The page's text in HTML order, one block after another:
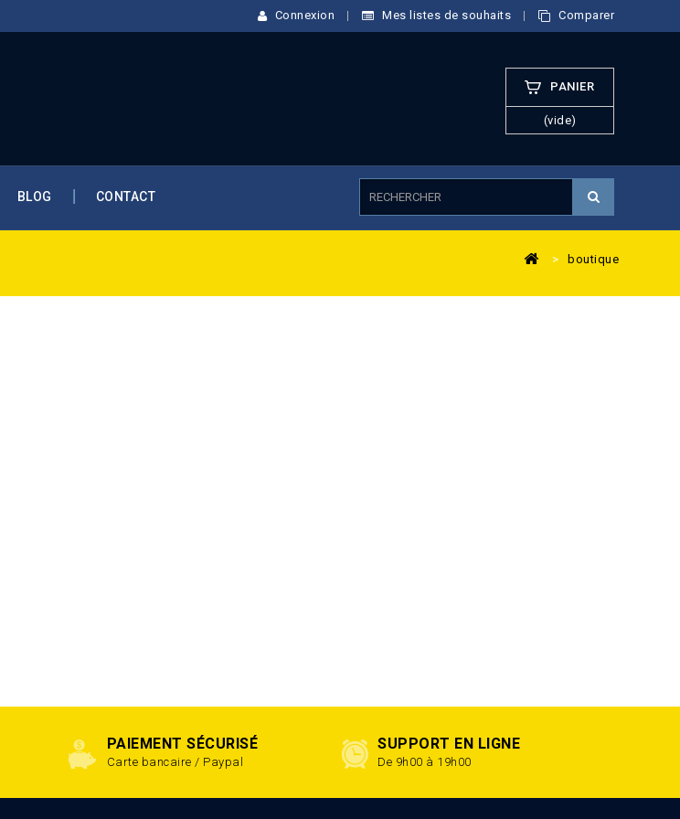
Connexion Mes listes de souhaits Comparer
PANIER
(vide)
BLOG CONTACT
> boutique
PAIEMENT SÉCURISÉ
Carte bancaire / Paypal
SUPPORT EN LIGNE
De 9h00 à 19h00